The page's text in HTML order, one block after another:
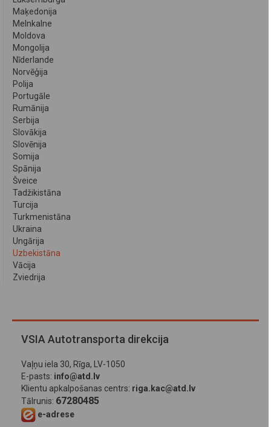
Maķedonija
Melnkalne
Moldova
Mongolija
Nīderlande
Norvēģija
Polija
Portugāle
Rumānija
Serbija
Slovākija
Slovēnija
Somija
Spānija
Šveice
Tadžikistāna
Turcija
Turkmenistāna
Ukraina
Ungārija
Uzbekistāna
Vācija
Zviedrija
VSIA Autotransporta direkcija
Vaļņu iela 30, Rīga, LV-1050
E-pasts: info@atd.lv
Klientu apkalpošanas centrs: riga.kac@atd.lv
Tālrunis: 67280485
e-adrese